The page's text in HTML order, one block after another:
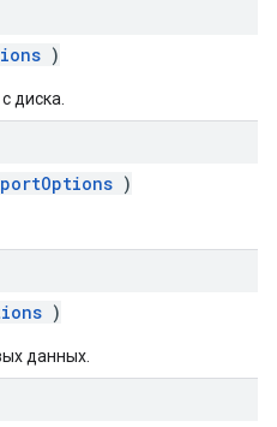
)
диска.
)
)
данных.